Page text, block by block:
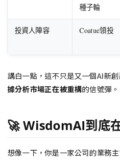
種子輪
投資人陣容 Coatue領投
講白一點，這不只是又一個AI新
據分析市場正在被重構的信號彈。
🚀 WisdomAI到底
想像一下，你是一家公司的業務